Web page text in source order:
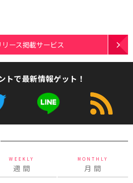
ース掲載サービス
トで最新情報ゲット！
WEEKLY
週 間
MONTHLY
月 間